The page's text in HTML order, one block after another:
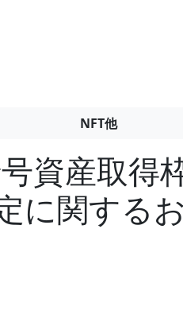
NFT他
資産取得
に関する